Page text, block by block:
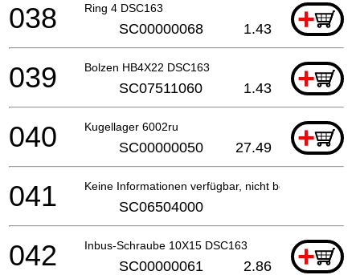
Ring 4 DSC163 +
038 SC00000068 1.43
Bolzen HB4X22 DSC163 +
039 SC07511060 1.43
Kugellager 6002ru +
040 SC00000050 27.49
Keine Informationen verfügbar, nicht bestellbar
041 SC06504000
Inbus-Schraube 10X15 DSC163 +
042 SC00000061 2.86